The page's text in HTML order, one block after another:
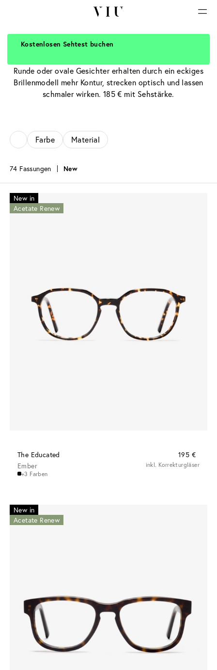
Runde oder ovale Gesichter erhalten durch ein eckiges
Brillenmodell mehr Kontur, strecken optisch und lassen
schmaler wirken. 185 € mit Sehstärke.
Farbe Material
74 Fassungen New
New in
Acetate Renew
The Educated
195 €
Ember
+3 Farben
inkl. Korrekturgläser
New in
Acetate Renew
Kostenlosen Sehtest buchen